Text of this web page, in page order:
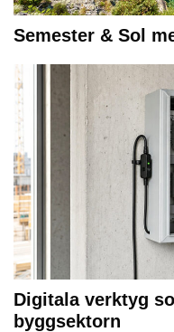
Semester & Sol
Digitala verktyg
byggsektorn